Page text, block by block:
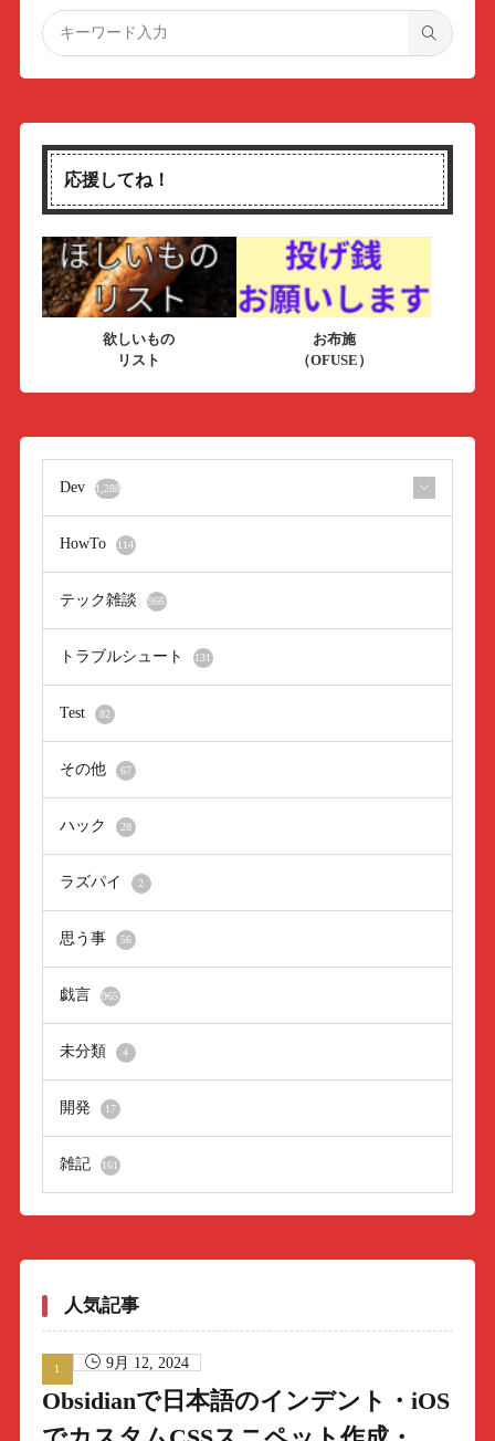
応援してね！
欲しいもの
リスト
お布施
（OFUSE）
Dev 1,288
HowTo 114
テック雑談 966
トラブルシュート 131
Test 82
その他 67
ハック 28
ラズパイ 2
思う事 56
戯言 965
未分類 4
開発 17
雑記 161
人気記事
9月 12, 2024
Obsidianで日本語のインデント・iOS